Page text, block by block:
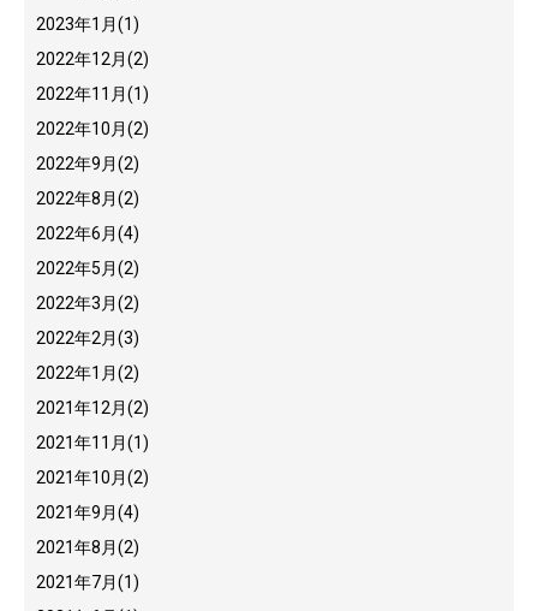
2023年1月(1)
2022年12月(2)
2022年11月(1)
2022年10月(2)
2022年9月(2)
2022年8月(2)
2022年6月(4)
2022年5月(2)
2022年3月(2)
2022年2月(3)
2022年1月(2)
2021年12月(2)
2021年11月(1)
2021年10月(2)
2021年9月(4)
2021年8月(2)
2021年7月(1)